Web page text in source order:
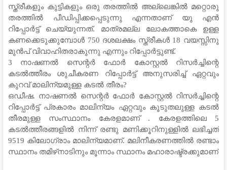
സ്ത്രീകളും കുട്ടികളും ഒരു തരത്തിൽ അല്ലെങ്കിൽ മറ്റൊരു
തരത്തിൽ പീഡിപ്പിക്കപ്പെടുന്നു എന്നതാണ് യു എൻ
റിപ്പോർട്ട് ചെയ്യുന്നത്. മാത്രമല്ല ലോകത്താകെ ഉള്ള
കണക്കെടുക്കുമ്പോൾ 750 ദശലക്ഷം സ്ത്രീകൾ 18 വയസ്സിനു
മുൻപ് വിവാഹിതരാകുന്നു എന്നും റിപ്പോർട്ടുണ്ട്.
3 നാഷണൽ സെന്റർ ഫോർ കോസ്റ്റൽ റിസർച്ചിന്റെ
കടൽത്തീരം ശുചീകരണ റിപ്പോർട്ട് അനുസരിച്ച് ഏറ്റവും
കുറവ് മാലിന്യമുള്ള കടൽ തീരം?
ഒഡീഷ. നാഷണൽ സെന്റർ ഫോർ കോസ്റ്റൽ റിസർച്ചിന്റെ
റിപ്പോർട്ട് പ്രകാരം മാലിന്യം ഏറ്റവും കൂടുതലുള്ള കടൽ
തീരമുള്ള സംസ്ഥാനം കേരളമാണ് . കേരളത്തിലെ 5
കടൽത്തീരങ്ങളിൽ നിന്ന് രണ്ടു മണിക്കൂറിനുള്ളിൽ ലഭിച്ചത്
9519 കിലോഗ്രാം മാലിന്യമാണ്. മലിനീകരണത്തിൽ രണ്ടാം
സ്ഥാനം തമിഴ്‌നാടിനും മൂന്നാം സ്ഥാനം മഹാരാഷ്ട്രക്കുമാണ്